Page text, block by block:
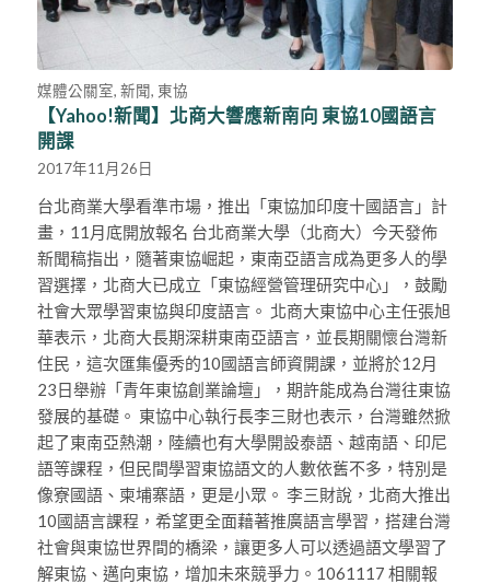
媒體公關室, 新聞, 東協
【Yahoo!新聞】北商大響應新南向 東協10國語言
開課
2017年11月26日
台北商業大學看準市場，推出「東協加印度十國語言」計
畫，11月底開放報名 台北商業大學（北商大）今天發佈
新聞稿指出，隨著東協崛起，東南亞語言成為更多人的學
習選擇，北商大已成立「東協經營管理研究中心」，鼓勵
社會大眾學習東協與印度語言。 北商大東協中心主任張旭
華表示，北商大長期深耕東南亞語言，並長期關懷台灣新
住民，這次匯集優秀的10國語言師資開課，並將於12月
23日舉辦「青年東協創業論壇」，期許能成為台灣往東協
發展的基礎。 東協中心執行長李三財也表示，台灣雖然掀
起了東南亞熱潮，陸續也有大學開設泰語、越南語、印尼
語等課程，但民間學習東協語文的人數依舊不多，特別是
像寮國語、柬埔寨語，更是小眾。 李三財說，北商大推出
10國語言課程，希望更全面藉著推廣語言學習，搭建台灣
社會與東協世界間的橋梁，讓更多人可以透過語文學習了
解東協、邁向東協，增加未來競爭力。1061117 相關報